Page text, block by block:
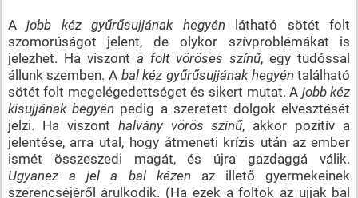
Ajobb kéz gyűrűsujjának hegyén látható sötét folt
szomorúságot jelent, de olykor szívproblémákat is
jelezhet. Ha viszont a folt vöröses színű, egy tudóssal
állunk szemben. A bal kéz gyűrűsujjának hegyén található
sötét folt megelégedettséget és sikert mutat. A jobb kéz
kisujjának begyén pedig a szeretett dolgok elvesztését
jelzi. Ha viszont halvány vörös színű, akkor pozitív a
jelentése, arra utal, hogy átmeneti krízis után az ember
ismét összeszedi magát, és újra gazdaggá válik.
Ugyanez a jel a bal kézen az illető gyermekeinek
szerencséjéről árulkodik. (Ha ezek a foltok az ujjak bal